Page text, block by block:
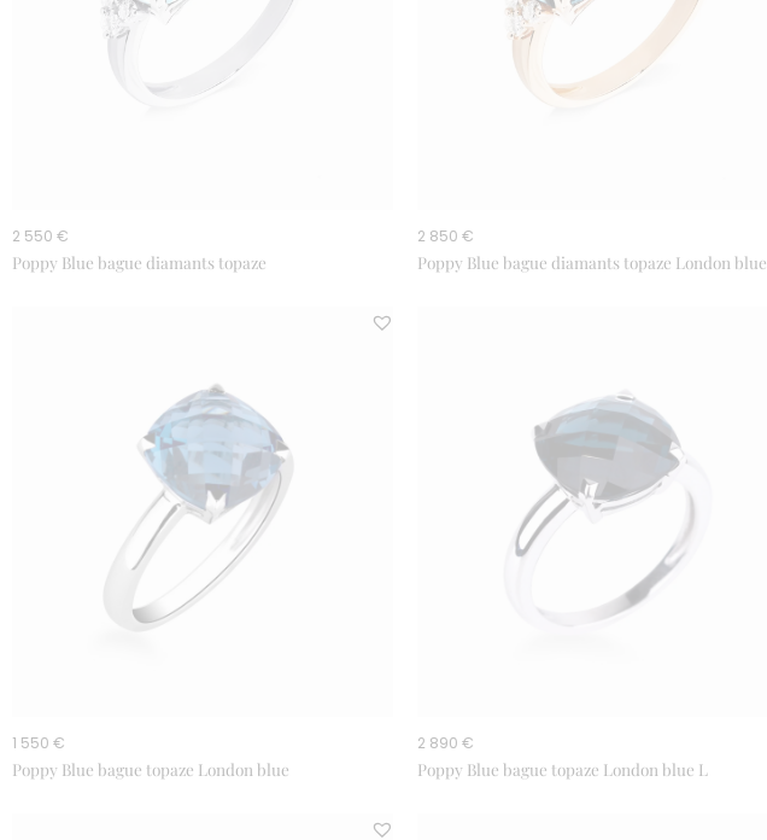
Poppy Blue bague diamants topaze
2 550 €
Poppy Blue bague diamants topaze London blue
2 850 €
Poppy Blue bague topaze London blue
1 550 €
Poppy Blue bague topaze London blue L
2 890 €